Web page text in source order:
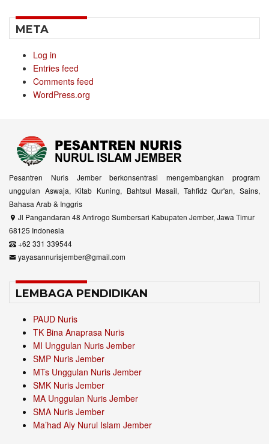
META
Log in
Entries feed
Comments feed
WordPress.org
Pesantren Nuris Jember berkonsentrasi mengembangkan program
unggulan Aswaja, Kitab Kuning, Bahtsul Masail, Tahfidz Qur'an, Sains,
Bahasa Arab & Inggris
Jl Pangandaran 48 Antirogo Sumbersari Kabupaten Jember, Jawa Timur
68125 Indonesia
+62 331 339544
yayasannurisjember@gmail.com
LEMBAGA PENDIDIKAN
PAUD Nuris
TK Bina Anaprasa Nuris
MI Unggulan Nuris Jember
SMP Nuris Jember
MTs Unggulan Nuris Jember
SMK Nuris Jember
MA Unggulan Nuris Jember
SMA Nuris Jember
Ma’had Aly Nurul Islam Jember